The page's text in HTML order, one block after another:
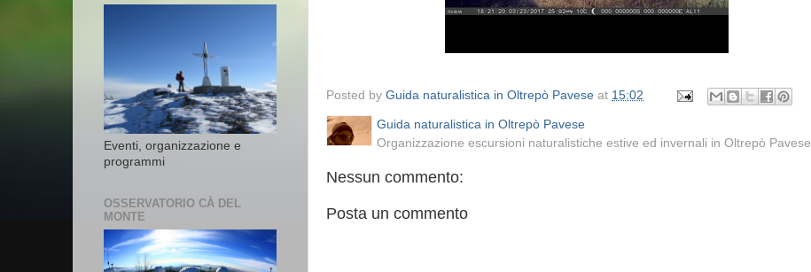
Posted by Guida naturalistica in Oltrepò Pavese at 15:02
Guida naturalistica in Oltrepò Pavese
Organizzazione escursioni naturalistiche estive ed invernali in Oltrepò Pavese
Nessun commento:
Posta un commento
Eventi, organizzazione e
programmi
OSSERVATORIO CÀ DEL
MONTE